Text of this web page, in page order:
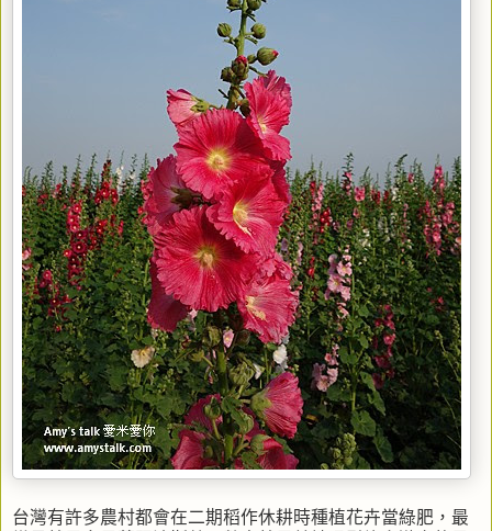
台灣有許多農村都會在二期稻作休耕時種植花卉當綠肥，最